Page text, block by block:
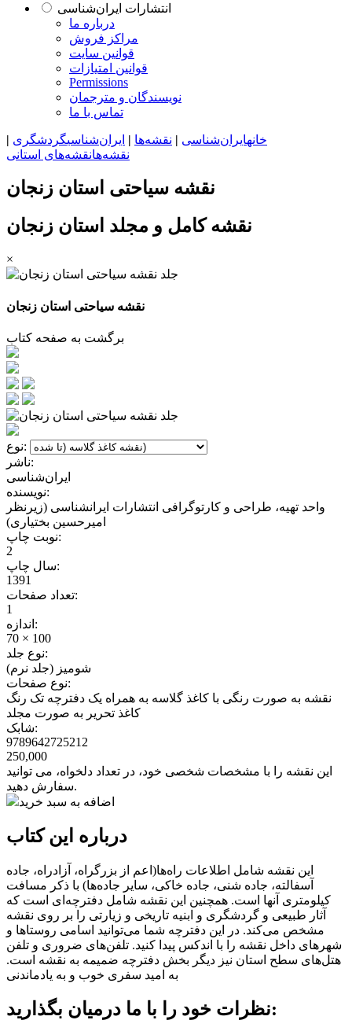
انتشارات ایران‌شناسی
درباره ما
مراکز فروش
قوانین سایت
قوانین امتیازات
Permissions
نویسندگان و مترجمان
تماس با ما
خانهایران‌شناسی | نقشه‌ها | ایران‌شناسیگردشگری |
نقشه‌هانقشه‌های استانی
نقشه سیاحتی استان زنجان
نقشه کامل و مجلد استان زنجان
×
نقشه سیاحتی استان زنجان
برگشت به صفحه کتاب
نوع:
ناشر:
ایران‌شناسی
نویسنده:
واحد تهیه، طراحی و کارتوگرافی انتشارات ایرانشناسی (زیرنظر
امیرحسین بختیاری)
نوبت چاپ:
2
سال چاپ:
1391
تعداد صفحات:
1
اندازه:
70 × 100
نوع جلد:
شومیز (جلد نرم)
نوع صفحات:
نقشه به صورت رنگی با کاغذ گلاسه به همراه یک دفترچه تک رنگ
کاغذ تحریر به صورت مجلد
شابک:
9789642725212
250,000
این نقشه را با مشخصات شخصی خود، در تعداد دلخواه، می توانید
سفارش دهید.
اضافه به سبد خرید
درباره این کتاب
این نقشه شامل اطلاعات راه‌ها(اعم از بزرگراه، آزادراه، جاده
آسفالته، جاده شنی، جاده خاکی، سایر جاده‌ها) با ذکر مسافت
کیلومتری آنها است. همچنین این نقشه شامل دفترچه‌ای است که
آثار طبیعی و گردشگری و ابنیه تاریخی و زیارتی را بر روی نقشه
مشخص می‌کند. در این دفترچه شما می‌توانید اسامی روستاها و
شهرهای داخل نقشه را با اندکس پیدا کنید. تلفن‌های ضروری و تلفن
هتل‌های سطح استان نیز دیگر بخش دفترچه ضمیمه به نقشه است.
به امید سفری خوب و به یادماندنی
نظرات خود را با ما درمیان بگذارید: